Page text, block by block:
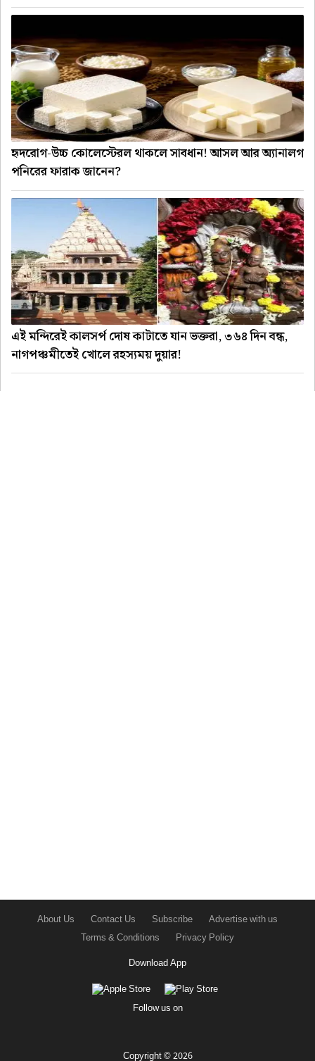
হৃদরোগ-উচ্চ কোলেস্টেরল থাকলে সাবধান! আসল আর অ্যানালগ
পনিরের ফারাক জানেন?
এই মন্দিরেই কালসর্প দোষ কাটাতে যান ভক্তরা, ৩৬৪ দিন বন্ধ,
নাগপঞ্চমীতেই খোলে রহস্যময় দুয়ার!
About Us Contact Us Subscribe
Advertise with us
Terms & Conditions
Privacy Policy
Download App
Follow us on
Copyright © 2026